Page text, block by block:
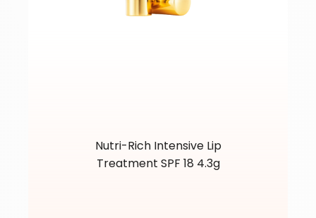
Nutri-Rich Intensive Lip
Treatment SPF 18 4.3g